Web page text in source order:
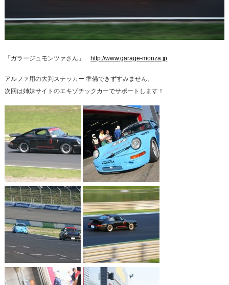
「ガラージュモンツァさん」 http://www.garage-monza.jp
アルファ用の大判ステッカー 準備できずすみません。
次回は姉妹サイトのエキゾチックカーでサポートします！